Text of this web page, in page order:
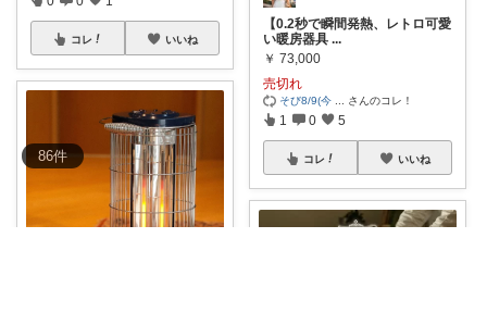
86件
コレ いいね
【0.2秒で瞬間発熱、レトロ可愛
い暖房器具 ...
￥ 73,000
売切れ
そび8/9(今 さんのコレ！
1 0 5
コレ いいね